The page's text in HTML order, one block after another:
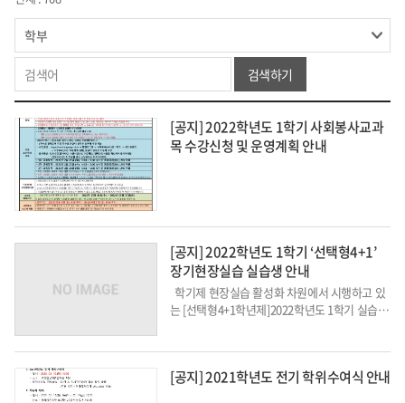
검색하기
[공지] 2022학년도 1학기 사회봉사교과
목 수강신청 및 운영계획 안내
[공지] 2022학년도 1학기 ‘선택형4+1’
장기현장실습 실습생 안내
학기제 현장실습 활성화 차원에서 시행하고 있
는 [선택형4+1학년제]2022학년도 1학기 실습생
[공지] 2021학년도 전기 학위수여식 안내